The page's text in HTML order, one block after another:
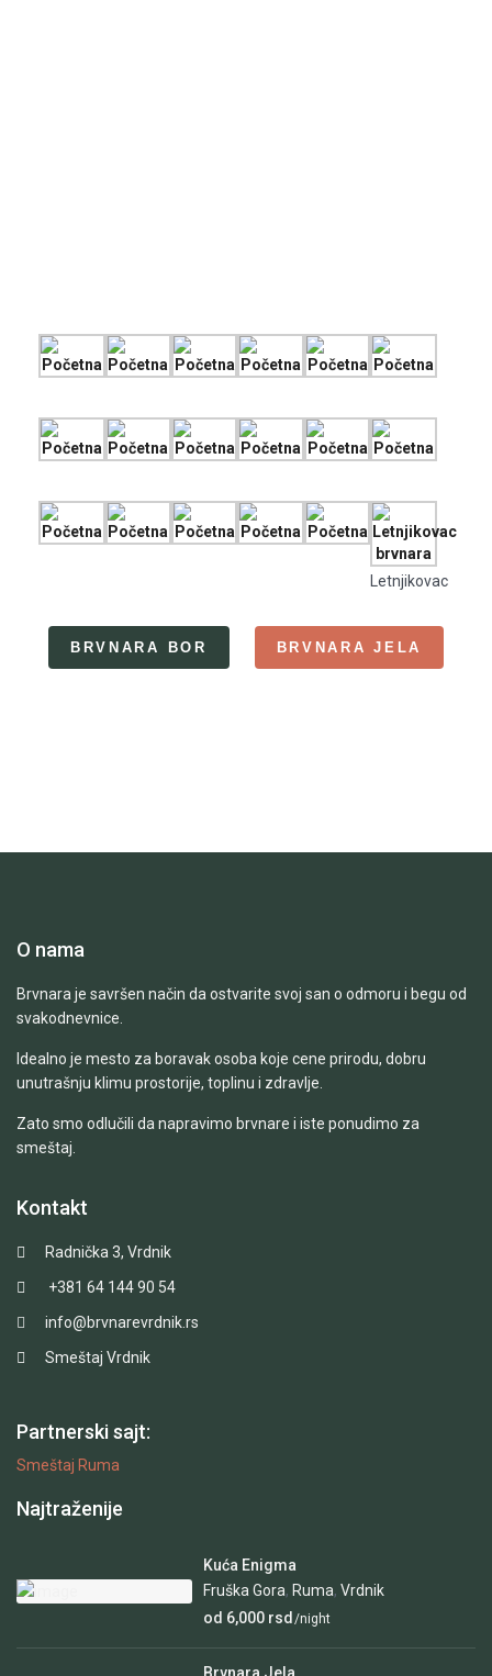
Letnjikovac
BRVNARA BOR BRVNARA JELA
O nama
Brvnara je savršen način da ostvarite svoj san o odmoru i begu od
svakodnevnice.
Idealno je mesto za boravak osoba koje cene prirodu, dobru
unutrašnju klimu prostorije, toplinu i zdravlje.
Zato smo odlučili da napravimo brvnare i iste ponudimo za
smeštaj.
Kontakt
Radnička 3, Vrdnik
+381 64 144 90 54
info@brvnarevrdnik.rs
Smeštaj Vrdnik
Partnerski sajt:
Smeštaj Ruma
Najtraženije
Kuća Enigma
Fruška Gora, Ruma,Vrdnik
od 6,000 rsd /night